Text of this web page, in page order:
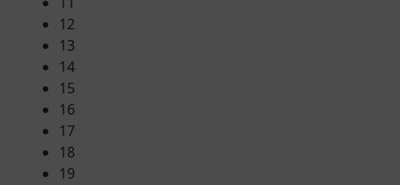
12
13
14
15
16
17
18
19